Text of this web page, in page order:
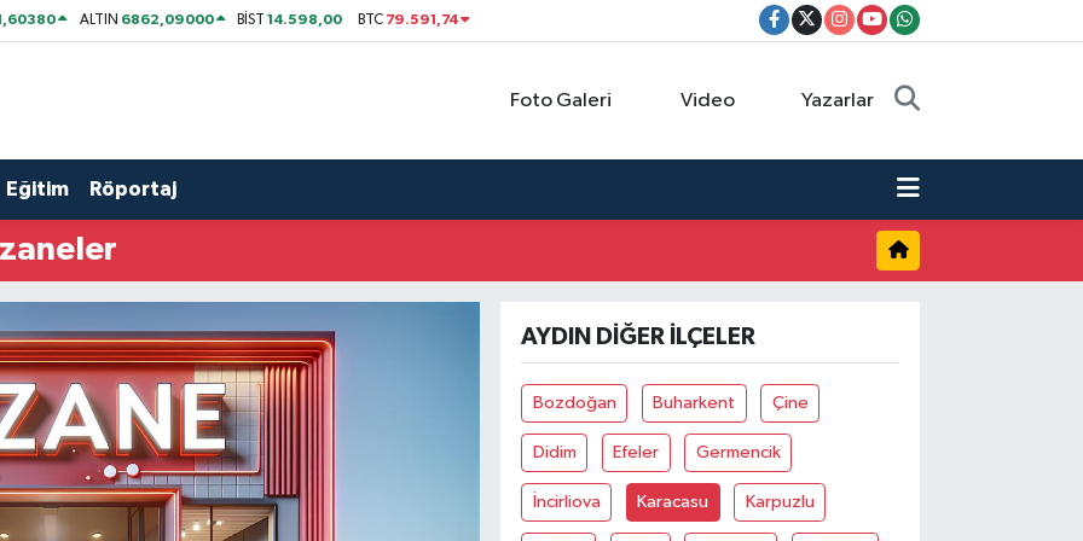
ALTIN 6862,09000 BİST14.598,00 BTC 79.591,74
Foto Galeri Video Yazarlar
Eğitim Röportaj
AYDIN DIĞER İLÇELER
Bozdoğan Buharkent Çine
Didim Efeler Germencik
İncirliova Karacasu Karpuzlu